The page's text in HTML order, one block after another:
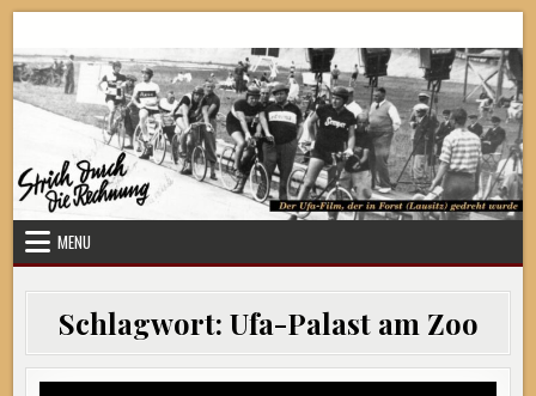
content
Strich durch die Rechnung
MENU
Schlagwort: Ufa-Palast am Zoo